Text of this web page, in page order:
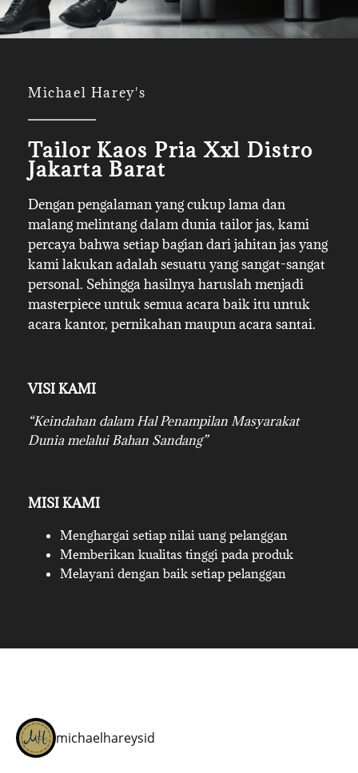
Michael Harey's
Tailor Kaos Pria Xxl Distro
Jakarta Barat
Dengan pengalaman yang cukup lama dan
malang melintang dalam dunia tailor jas, kami
percaya bahwa setiap bagian dari jahitan jas yang
kami lakukan adalah sesuatu yang sangat-sangat
personal. Sehingga hasilnya haruslah menjadi
masterpiece untuk semua acara baik itu untuk
acara kantor, pernikahan maupun acara santai.
VISI KAMI
“Keindahan dalam Hal Penampilan Masyarakat
Dunia melalui Bahan Sandang”
MISI KAMI
Menghargai setiap nilai uang pelanggan
Memberikan kualitas tinggi pada produk
Melayani dengan baik setiap pelanggan
michaelhareysid